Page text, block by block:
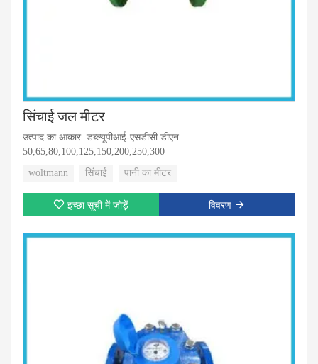
सिंचाई जल मीटर
उत्पाद का आकार: डब्ल्यूपीआई-एसडीसी डीएन
50,65,80,100,125,150,200,250,300
woltmann
सिंचाई पानी का मीटर
इच्छा सूची में जोड़ें विवरण